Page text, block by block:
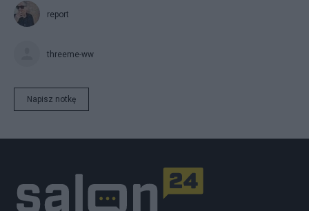
report
threeme-ww
Napisz notkę